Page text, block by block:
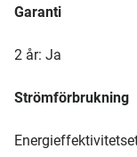
Garanti
2 år: Ja
Strömförbrukning